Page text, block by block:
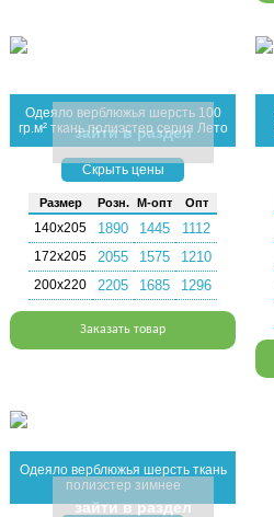
Одеяло верблюжья шерсть 100
гр.м² ткань полиэстер серия Лето
зайти в раздел
Скрыть цены
Раз­мер Розн. М-опт Опт
140х205 1890 1445 1112
172х205 2055 1575 1210
200х220 2205 1685 1296
Заказать товар
Одеяло верблюжья шерсть ткань
полиэстер зимнее
зайти в раздел